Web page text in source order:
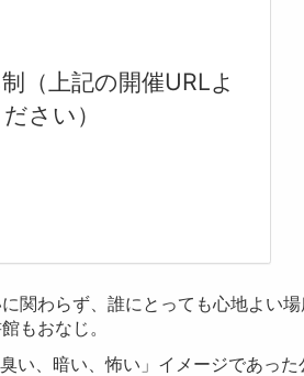
（上記の開催URLよ
さい）
関わらず、誰にとっても心地よい
もおなじ。
い、暗い、怖い」イメージであっ